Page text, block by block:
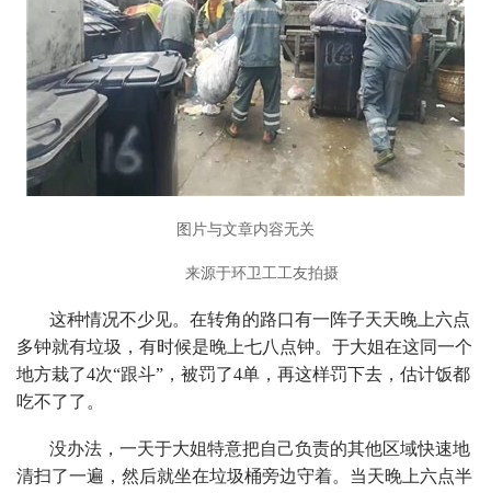
图片与文章内容无关
来源于环卫工工友拍摄
这种情况不少见。在转角的路口有一阵子天天晚上六点
多钟就有垃圾，有时候是晚上七八点钟。于大姐在这同一个
地方栽了4次“跟斗”，被罚了4单，再这样罚下去，估计饭都
吃不了了。
没办法，一天于大姐特意把自己负责的其他区域快速地
清扫了一遍，然后就坐在垃圾桶旁边守着。当天晚上六点半